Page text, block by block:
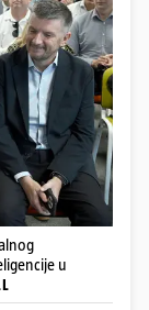
u